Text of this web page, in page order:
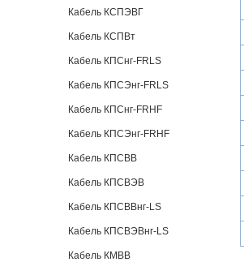
Кабель КСПЭВГ
Кабель КСПВт
Кабель КПСнг-FRLS
Кабель КПСЭнг-FRLS
Кабель КПСнг-FRHF
Кабель КПСЭнг-FRHF
Кабель КПСВВ
Кабель КПСВЭВ
Кабель КПСВВнг-LS
Кабель КПСВЭВнг-LS
Кабель КМВВ